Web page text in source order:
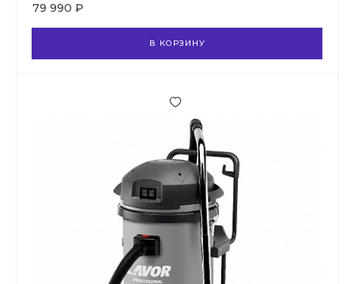
79 990 ₽
В КОРЗИНУ